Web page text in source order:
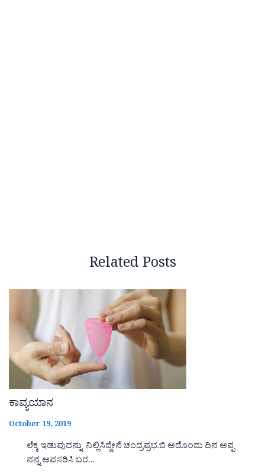
Related Posts
ಕಾವ್ಯಯಾನ
October 19, 2019
ಲೆಕ್ಕ ಇಡುವುದನ್ನು ನಿಲ್ಲಿಸಿದ್ದೇನೆ ಚಂದ್ರಪ್ರಭ.ಬಿ ಅದೊಂದು ದಿನ ಅಪ್ಪ
ನನ್ನ ಅವಸರಿಸಿ ಬರ…